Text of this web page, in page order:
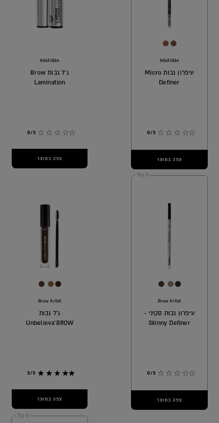
Infaillible
ג'ל גבות Brow
Lamination
0/5
צפה במוצר
[Color]: #84563c
[Color]: #9d5d42
Infaillible
עיפרון גבות Micro
Definer
0/5
צפה במוצר
[Color]: #37241E
[Color]: #8B6949
[Color]: #5C382C
Brow Artist
ג'ל גבות
Unbelieva'BROW
5/5
צפה במוצר
Try it
[Color]: #302c2b
[Color]: #9d8065
[Color]: #4a3c3a
Brow Artist
עיפרון גבות סקיני -
Skinny Definer
0/5
צפה במוצר
Try it